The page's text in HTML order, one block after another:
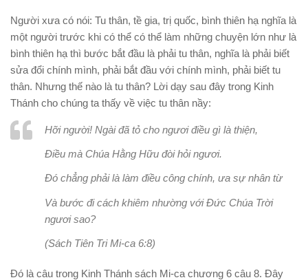
Người xưa có nói: Tu thân, tề gia, trị quốc, bình thiên hạ nghĩa là
một người trước khi có thể có thể làm những chuyện lớn như là
bình thiên hạ thì bước bắt đầu là phải tu thân, nghĩa là phải biết
sửa đổi chính mình, phải bắt đầu với chính mình, phải biết tu
thân. Nhưng thế nào là tu thân? Lời dạy sau đây trong Kinh
Thánh cho chúng ta thấy về việc tu thân nầy:
Hỡi người! Ngài đã tỏ cho ngươi điều gì là thiện,
Điều mà Chúa Hằng Hữu đòi hỏi ngươi.
Đó chẳng phải là làm điều công chính, ưa sự nhân từ
Và bước đi cách khiêm nhường với Đức Chúa Trời
ngươi sao?
(Sách Tiên Tri Mi-ca 6:8)
Đó là câu trong Kinh Thánh sách Mi-ca chương 6 câu 8. Đây